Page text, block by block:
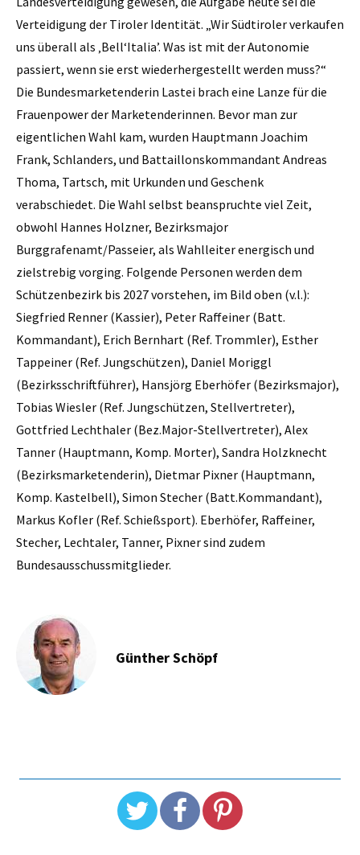
Verteidigung der Tiroler Identität. „Wir Südtiroler verkaufen
uns überall als ‚Bell‘Italia’. Was ist mit der Autonomie
passiert, wenn sie erst wiederhergestellt werden muss?“
Die Bundesmarketenderin Lastei brach eine Lanze für die
Frauenpower der Marketenderinnen. Bevor man zur
eigentlichen Wahl kam, wurden Hauptmann Joachim
Frank, Schlanders, und Battaillonskommandant Andreas
Thoma, Tartsch, mit Urkunden und Geschenk
verabschiedet. Die Wahl selbst beanspruchte viel Zeit,
obwohl Hannes Holzner, Bezirksmajor
Burggrafenamt/Passeier, als Wahlleiter energisch und
zielstrebig vorging. Folgende Personen werden dem
Schützenbezirk bis 2027 vorstehen, im Bild oben (v.l.):
Siegfried Renner (Kassier), Peter Raffeiner (Batt.
Kommandant), Erich Bernhart (Ref. Trommler), Esther
Tappeiner (Ref. Jungschützen), Daniel Moriggl
(Bezirksschriftführer), Hansjörg Eberhöfer (Bezirksmajor),
Tobias Wiesler (Ref. Jungschützen, Stellvertreter),
Gottfried Lechthaler (Bez.Major-Stellvertreter), Alex
Tanner (Hauptmann, Komp. Morter), Sandra Holzknecht
(Bezirksmarketenderin), Dietmar Pixner (Hauptmann,
Komp. Kastelbell), Simon Stecher (Batt.Kommandant),
Markus Kofler (Ref. Schießsport). Eberhöfer, Raffeiner,
Stecher, Lechtaler, Tanner, Pixner sind zudem
Bundesausschussmitglieder.
Günther Schöpf